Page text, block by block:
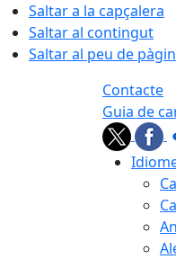
Saltar a la capçalera
Saltar al contingut
Saltar al peu de
Contacte
Guia de